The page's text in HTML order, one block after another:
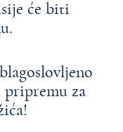
će biti
pripremu za